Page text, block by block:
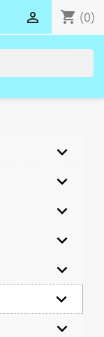
shopping_cart (0)
